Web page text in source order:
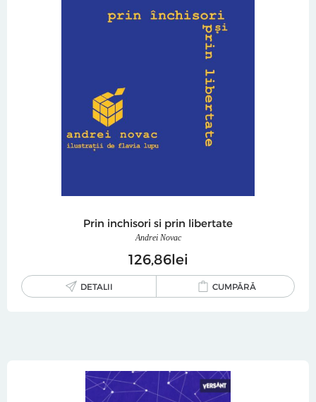
Prin inchisori si prin libertate
Andrei Novac
12686lei
DETALII CUMPĂRĂ